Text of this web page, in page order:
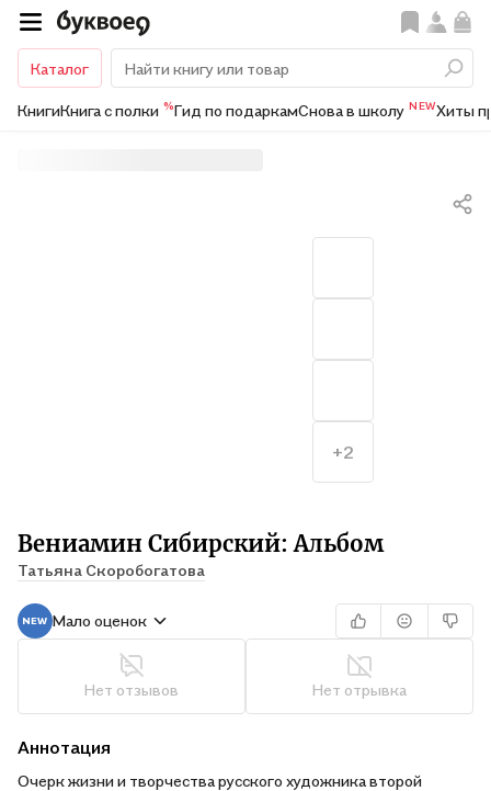
Каталог
КнигиКнига с полки %Гид по подаркамСнова в школу NEWХиты
Вениамин Сибирский: Альбом
Татьяна Скоробогатова
Мало оценок
Нет отзывов Нет отрывка
+2
Аннотация
Очерк жизни и творчества русского художника второй